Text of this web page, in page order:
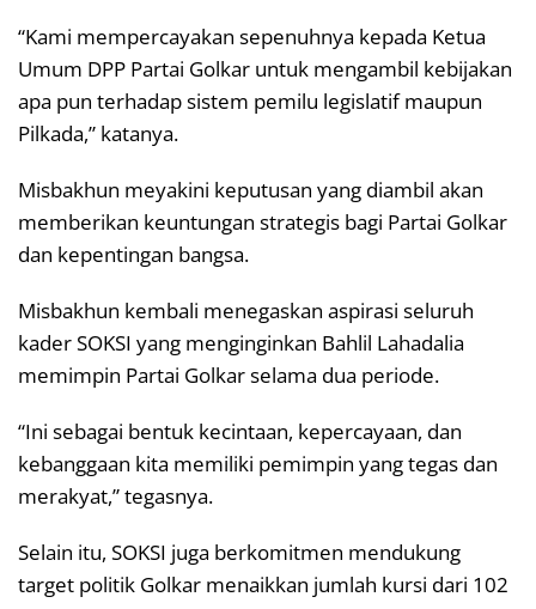
“Kami mempercayakan sepenuhnya kepada Ketua
Umum DPP Partai Golkar untuk mengambil kebijakan
apa pun terhadap sistem pemilu legislatif maupun
Pilkada,” katanya.
Misbakhun meyakini keputusan yang diambil akan
memberikan keuntungan strategis bagi Partai Golkar
dan kepentingan bangsa.
Misbakhun kembali menegaskan aspirasi seluruh
kader SOKSI yang menginginkan Bahlil Lahadalia
memimpin Partai Golkar selama dua periode.
“Ini sebagai bentuk kecintaan, kepercayaan, dan
kebanggaan kita memiliki pemimpin yang tegas dan
merakyat,” tegasnya.
Selain itu, SOKSI juga berkomitmen mendukung
target politik Golkar menaikkan jumlah kursi dari 102